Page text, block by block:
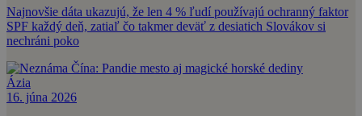
Najnovšie dáta ukazujú, že len 4 % ľudí používajú ochranný faktor
SPF každý deň, zatiaľ čo takmer deväť z desiatich Slovákov si
nechráni poko
Ázia
16. júna 2026